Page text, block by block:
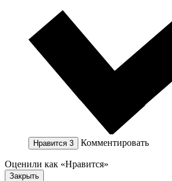
Нравится 3 Комментировать
Оценили как «Нравится»
Закрыть